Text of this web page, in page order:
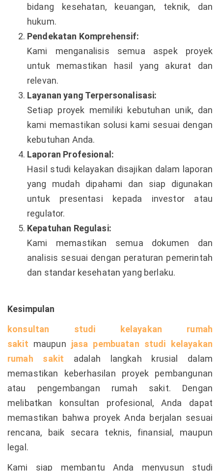
bidang kesehatan, keuangan, teknik, dan
hukum.
Pendekatan Komprehensif:
Kami menganalisis semua aspek proyek
untuk memastikan hasil yang akurat dan
relevan.
Layanan yang Terpersonalisasi:
Setiap proyek memiliki kebutuhan unik, dan
kami memastikan solusi kami sesuai dengan
kebutuhan Anda.
Laporan Profesional:
Hasil studi kelayakan disajikan dalam laporan
yang mudah dipahami dan siap digunakan
untuk presentasi kepada investor atau
regulator.
Kepatuhan Regulasi:
Kami memastikan semua dokumen dan
analisis sesuai dengan peraturan pemerintah
dan standar kesehatan yang berlaku.
Kesimpulan
konsultan studi kelayakan rumah
sakit maupun jasa pembuatan studi kelayakan
rumah sakit adalah langkah krusial dalam
memastikan keberhasilan proyek pembangunan
atau pengembangan rumah sakit. Dengan
melibatkan konsultan profesional, Anda dapat
memastikan bahwa proyek Anda berjalan sesuai
rencana, baik secara teknis, finansial, maupun
legal.
Kami siap membantu Anda menyusun studi